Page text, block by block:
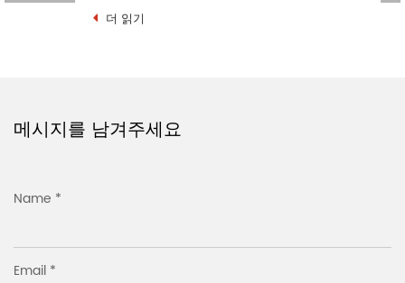
별의 광채...
메시지를 남겨주세요
Name *
Email *